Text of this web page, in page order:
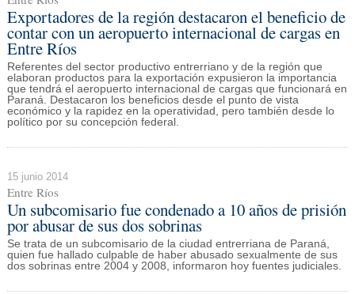
Exportadores de la región destacaron el beneficio de
contar con un aeropuerto internacional de cargas en
Entre Ríos
Referentes del sector productivo entrerriano y de la región que
elaboran productos para la exportación expusieron la importancia
que tendrá el aeropuerto internacional de cargas que funcionará en
Paraná. Destacaron los beneficios desde el punto de vista
económico y la rapidez en la operatividad, pero también desde lo
político por su concepción federal.
15 junio 2014
Entre Ríos
Un subcomisario fue condenado a 10 años de prisión
por abusar de sus dos sobrinas
Se trata de un subcomisario de la ciudad entrerriana de Paraná,
quien fue hallado culpable de haber abusado sexualmente de sus
dos sobrinas entre 2004 y 2008, informaron hoy fuentes judiciales.